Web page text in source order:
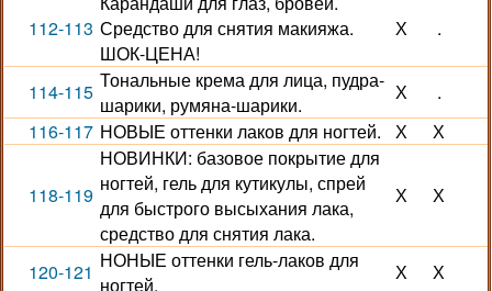
112-113 Средство для снятия макияжа.
ШОК-ЦЕНА!
Х .
114-115 Тональные крема для лица, пудра-
шарики, румяна-шарики.
Х
.
116-117 НОВЫЕ оттенки лаков для ногтей. Х Х
118-119
НОВИНКИ: базовое покрытие для
ногтей, гель для кутикулы, спрей
для быстрого высыхания лака,
средство для снятия лака.
Х Х
120-121 НОНЫЕ оттенки гель-лаков для
ногтей.
Х Х